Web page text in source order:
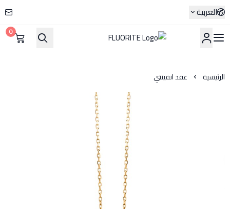
العربية
FLUORITE
0
الرئيسية عقد انفينتي